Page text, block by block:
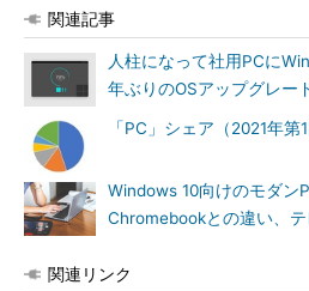
関連記事
人柱になって社用PCに
年ぶりのOSアップグレー
「PC」シェア（2021年第1
Windows 10向けのモダ
Chromebookとの違い、
関連リンク